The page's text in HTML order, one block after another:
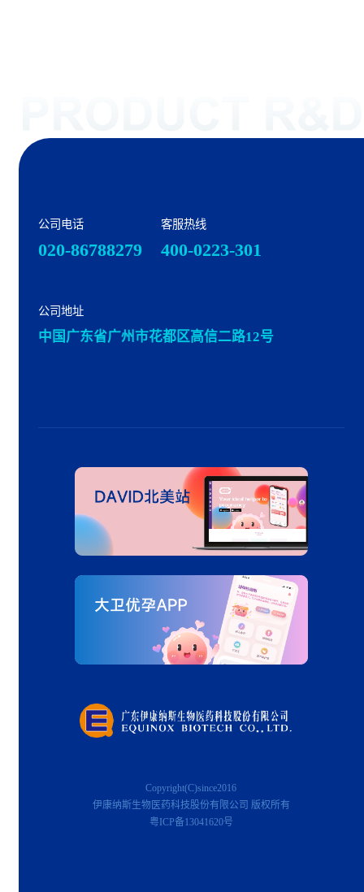
公司电话
020-86788279
客服热线
400-0223-301
公司地址
中国广东省广州市花都区高信二路12号
Copyright(C)since2016
伊康纳斯生物医药科技股份有限公司 版权所有
粤ICP备13041620号